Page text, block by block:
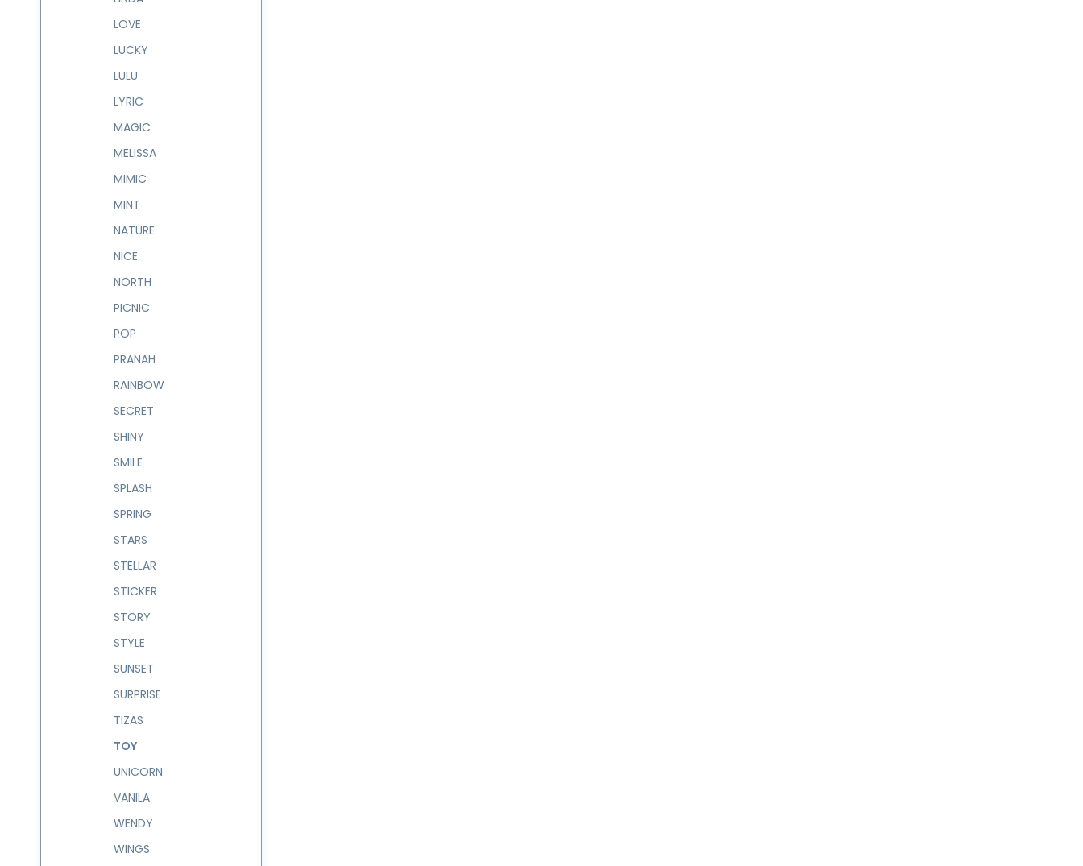
LOVE
LUCKY
LULU
LYRIC
MAGIC
MELISSA
MIMIC
MINT
NATURE
NICE
NORTH
PICNIC
POP
PRANAH
RAINBOW
SECRET
SHINY
SMILE
SPLASH
SPRING
STARS
STELLAR
STICKER
STORY
STYLE
SUNSET
SURPRISE
TIZAS
TOY
UNICORN
VANILA
WENDY
WINGS